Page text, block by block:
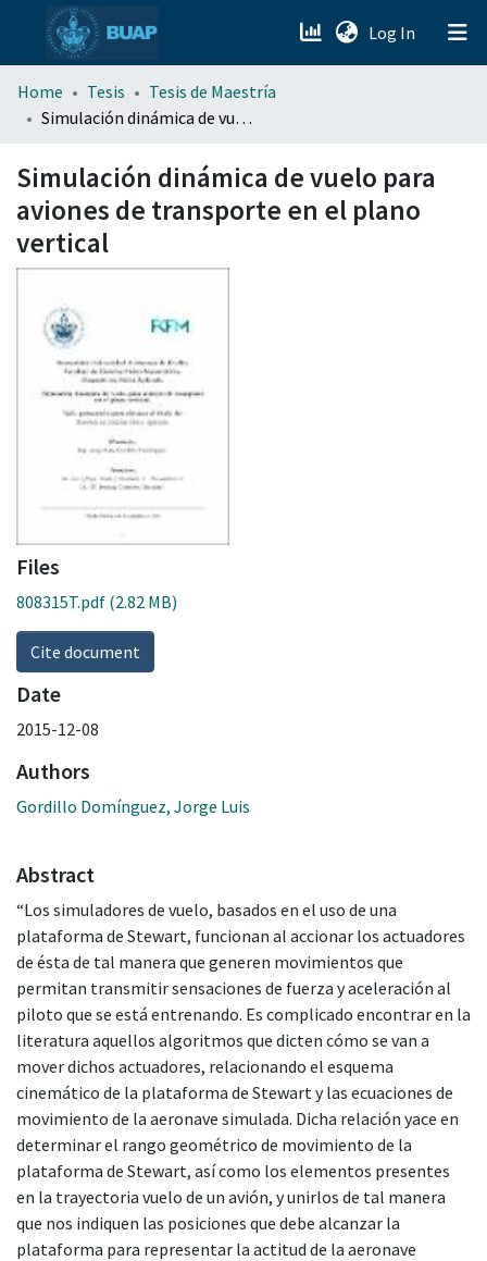
Log In (current)
menu.section.about_menu
Home Tesis
Tesis de Maestría
Simulación dinámica de vuelo para aviones de transporte en el plano vertical
Simulación dinámica de vuelo para
aviones de transporte en el plano
vertical
Files
808315T.pdf (2.82 MB)
Cite document
Date
2015-12-08
Authors
Gordillo Domínguez, Jorge Luis
Abstract
“Los simuladores de vuelo, basados en el uso de una
plataforma de Stewart, funcionan al accionar los actuadores
de ésta de tal manera que generen movimientos que
permitan transmitir sensaciones de fuerza y aceleración al
piloto que se está entrenando. Es complicado encontrar en la
literatura aquellos algoritmos que dicten cómo se van a
mover dichos actuadores, relacionando el esquema
cinemático de la plataforma de Stewart y las ecuaciones de
movimiento de la aeronave simulada. Dicha relación yace en
determinar el rango geométrico de movimiento de la
plataforma de Stewart, así como los elementos presentes
en la trayectoria vuelo de un avión, y unirlos de tal manera
que nos indiquen las posiciones que debe alcanzar la
plataforma para representar la actitud de la aeronave